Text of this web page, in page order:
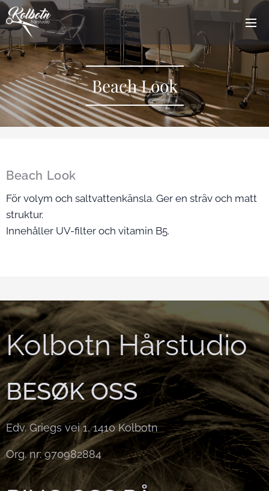
Beach Look
Beach Look
För volym och saltvattenkänsla. Ger en sträv och matt
struktur.
Innehåller UV-filter och vitamin B5.
Kolbotn Hårstudio
BESØK OSS
Edv. Griegs vei 1, 1410 Kolbotn
Org. nr: 970982884